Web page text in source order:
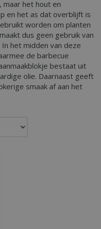
maar het hout en
en het as dat overblijft is
worden om planten
dus geen gebruik van
het midden van deze
de barbecue
bestaat uit
olie. Daarnaast geeft
smaak af aan het